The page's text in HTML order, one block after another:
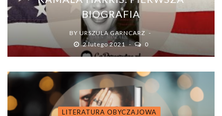
BIOGRAFIA
BY URSZULA GARNCARZ
2 lutego 2021
0
LITERATURA OBYCZAJOWA